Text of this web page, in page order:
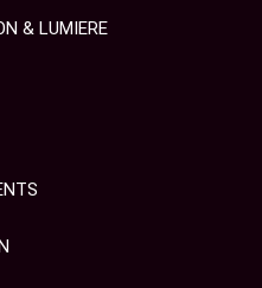
& LUMIERE